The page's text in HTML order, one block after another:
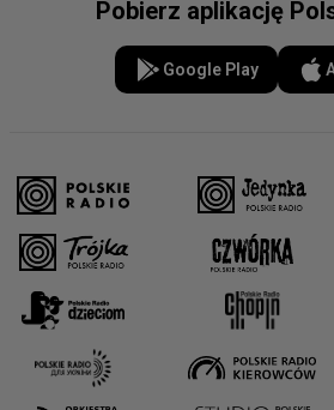
Pobierz aplikację
Google Play